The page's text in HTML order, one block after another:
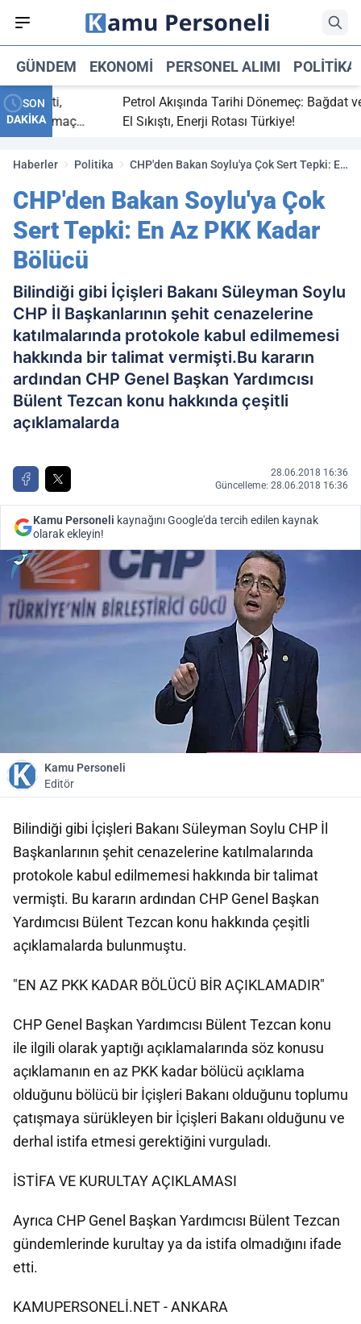
GÜNDEM EKONOMI PERSONEL ALIMI POLITIKA
SON
DAKİKA
bitti,
maç
Petrol Akışında Tarihi Dönemeç: Bağdat ve
El Sıkıştı, Enerji Rotası Türkiye!
Haberler Politika
CHP'den Bakan Soylu'ya Çok Sert Tepki: En
CHP'den Bakan Soylu'ya Çok
Sert Tepki: En Az PKK Kadar
Bölücü
Bilindiği gibi İçişleri Bakanı Süleyman Soylu
CHP İl Başkanlarının şehit cenazelerine
katılmalarında protokole kabul edilmemesi
hakkında bir talimat vermişti.Bu kararın
ardından CHP Genel Başkan Yardımcısı
Bülent Tezcan konu hakkında çeşitli
açıklamalarda
28.06.2018 16:36
Güncelleme: 28.06.2018 16:36
Kamu Personeli kaynağını Google'da tercih edilen kaynak
olarak ekleyin!
Kamu Personeli
Editör
Bilindiği gibi İçişleri Bakanı Süleyman Soylu CHP İl
Başkanlarının şehit cenazelerine katılmalarında
protokole kabul edilmemesi hakkında bir talimat
vermişti. Bu kararın ardından CHP Genel Başkan
Yardımcısı Bülent Tezcan konu hakkında çeşitli
açıklamalarda bulunmuştu.
"EN AZ PKK KADAR BÖLÜCÜ BİR AÇIKLAMADIR"
CHP Genel Başkan Yardımcısı Bülent Tezcan konu
ile ilgili olarak yaptığı açıklamalarında söz konusu
açıklamanın en az PKK kadar bölücü açıklama
olduğunu bölücü bir İçişleri Bakanı olduğunu toplumu
çatışmaya sürükleyen bir İçişleri Bakanı olduğunu ve
derhal istifa etmesi gerektiğini vurguladı.
İSTİFA VE KURULTAY AÇIKLAMASI
Ayrıca CHP Genel Başkan Yardımcısı Bülent Tezcan
gündemlerinde kurultay ya da istifa olmadığını ifade
etti.
KAMUPERSONELİ.NET - ANKARA